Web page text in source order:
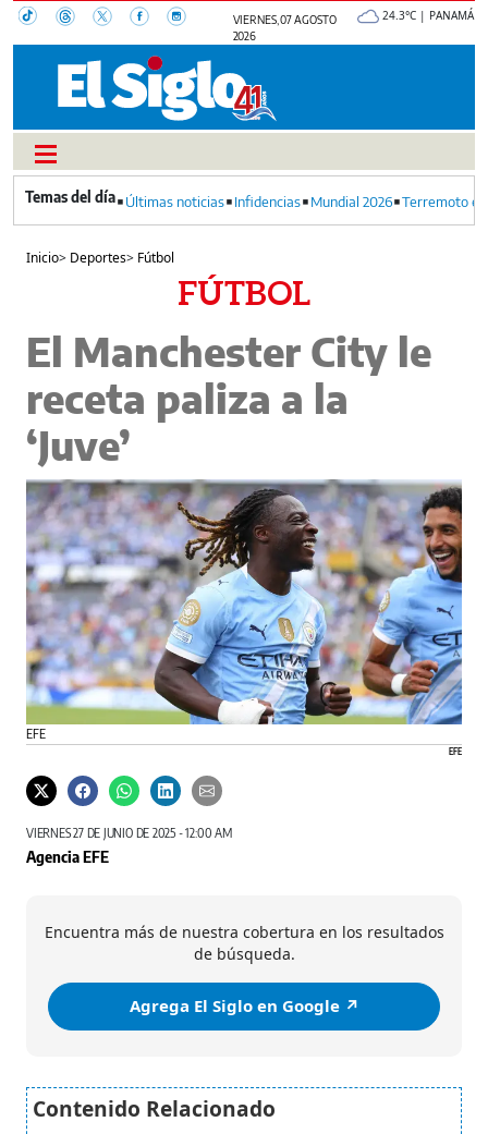
VIERNES, 07 AGOSTO
2026
24.3°C | PANAMÁ
Últimas noticias Infidencias Mundial 2026 Terremoto
Inicio> Deportes> Fútbol
FÚTBOL
El Manchester City le
receta paliza a la
‘Juve’
EFE
EFE
VIERNES 27 DE JUNIO DE 2025 - 12:00 AM
Agencia EFE
Encuentra más de nuestra cobertura en los resultados
de búsqueda.
Agrega El Siglo en Google ↗️